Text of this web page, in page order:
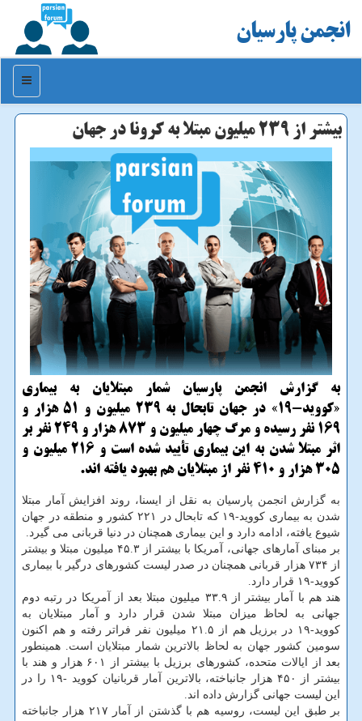
انجمن پارسیان
منو
بیشتر از ۲۳۹ میلیون مبتلا به کرونا در جهان
به گزارش انجمن پارسیان شمار مبتلایان به بیماری
«کووید-۱۹» در جهان تابحال به ۲۳۹ میلیون و ۵۱ هزار و
۱۶۹ نفر رسیده و مرگ چهار میلیون و ۸۷۳ هزار و ۲۴۹ نفر بر
اثر مبتلا شدن به این بیماری تأیید شده است و ۲۱۶ میلیون و
۳۰۵ هزار و ۴۱۰ نفر از مبتلایان هم بهبود یافته اند.
به گزارش انجمن پارسیان به نقل از ایسنا، روند افزایش آمار مبتلا
شدن به بیماری کووید-۱۹ که تابحال در ۲۲۱ کشور و منطقه در جهان
شیوع یافته، ادامه دارد و این بیماری همچنان در دنیا قربانی می گیرد.
بر مبنای آمارهای جهانی، آمریکا با بیشتر از ۴۵.۳ میلیون مبتلا و بیشتر
از ۷۳۴ هزار قربانی همچنان در صدر لیست کشورهای درگیر با بیماری
کووید-۱۹ قرار دارد.
هند هم با آمار بیشتر از ۳۳.۹ میلیون مبتلا بعد از آمریکا در رتبه دوم
جهانی به لحاظ میزان مبتلا شدن قرار دارد و آمار مبتلایان به
کووید-۱۹ در برزیل هم از ۲۱.۵ میلیون نفر فراتر رفته و هم اکنون
سومین کشور جهان به لحاظ بالاترین شمار مبتلایان است. همینطور
بعد از ایالات متحده، کشورهای برزیل با بیشتر از ۶۰۱ هزار و هند با
بیشتر از ۴۵۰ هزار جانباخته، بالاترین آمار قربانیان کووید -۱۹ را در
این لیست جهانی گزارش داده اند.
بر طبق این لیست، روسیه هم با گذشتن از آمار ۲۱۷ هزار جانباخته